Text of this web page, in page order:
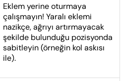
Eklem yerine oturmaya
çalışmayın! Yaralı eklemi
nazikçe, ağrıyı artırmayacak
şekilde bulunduğu pozisyonda
sabitleyin (örneğin kol askısı
ile).